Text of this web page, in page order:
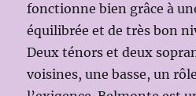
fonctionne bien grâce à
équilibrée et de très bon
Deux ténors et deux
voisines, une basse, un